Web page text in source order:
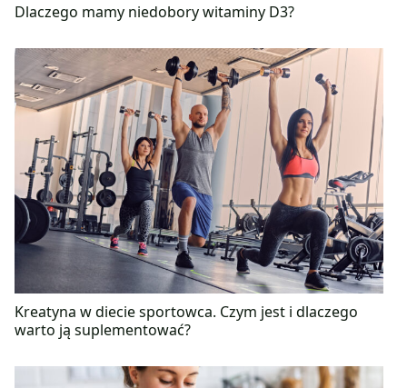
Dlaczego mamy niedobory witaminy D3?
Kreatyna w diecie sportowca. Czym jest i dlaczego
warto ją suplementować?